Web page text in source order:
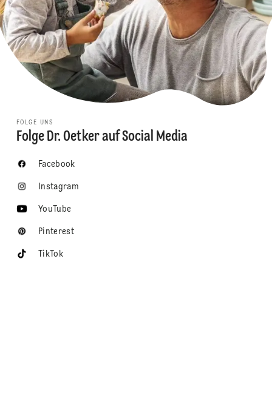
FOLGE UNS
Folge Dr. Oetker auf Social Media
Facebook
Instagram
YouTube
Pinterest
TikTok